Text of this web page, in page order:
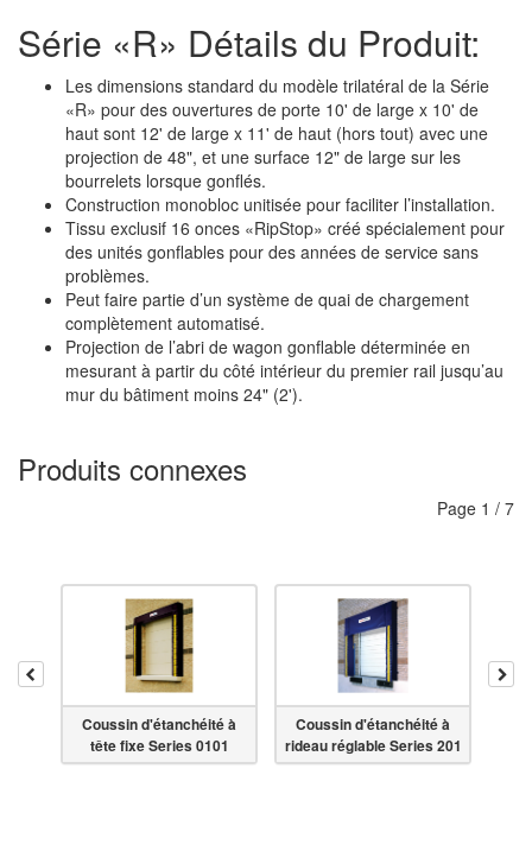
Série «R» Détails du Produit:
Les dimensions standard du modèle trilatéral de la Série
«R» pour des ouvertures de porte 10' de large x 10' de
haut sont 12' de large x 11' de haut (hors tout) avec une
projection de 48", et une surface 12" de large sur les
bourrelets lorsque gonflés.
Construction monobloc unitisée pour faciliter l’installation.
Tissu exclusif 16 onces «RipStop» créé spécialement pour
des unités gonflables pour des années de service sans
problèmes.
Peut faire partie d’un système de quai de chargement
complètement automatisé.
Projection de l’abri de wagon gonflable déterminée en
mesurant à partir du côté intérieur du premier rail jusqu’au
mur du bâtiment moins 24" (2').
Produits connexes
Page 1 / 7
Coussin d'étanchéité à
tête fixe Series 0101
Coussin d'étanchéité à
rideau réglable Series 201